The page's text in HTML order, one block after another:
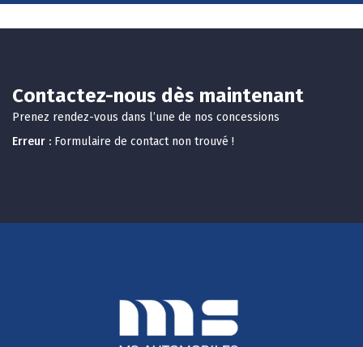
Contactez-nous dès maintenant
Prenez rendez-vous dans l’une de nos concessions
Erreur : Formulaire de contact non trouvé !